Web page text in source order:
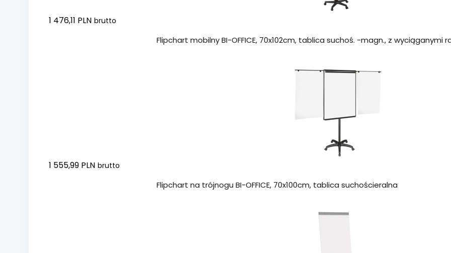
1 476,11 PLN brutto
Flipchart mobilny BI-OFFICE, 70x102cm, tablica suchoś. -magn., z wyciąganymi
1 555,99 PLN brutto
Flipchart na trójnogu BI-OFFICE, 70x100cm, tablica suchościeralna